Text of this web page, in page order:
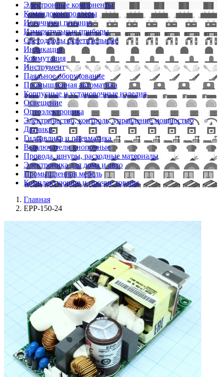
Электронные компоненты
Командоконтроллеры
Источники питания
Измерительные приборы
Светодиоды осветительные
Индикация
Коммутация
Инструмент
Паяльное оборудование
Промышленная автоматика
Корпусные и установочные изделия
Освещение
Оптоэлектроника
Электричество, контроль, управление мощностью
Датчики
Гидравлика и пневматика
Выключатели кнопочные
Провода, шнуры, расходные материалы
Электроника для дома и авто
Промышленная мебель
Комплектующие и прочие товары
Главная
EPP-150-24